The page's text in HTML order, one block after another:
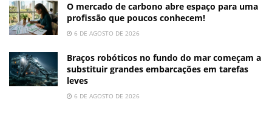
O mercado de carbono abre espaço para uma
profissão que poucos conhecem!
6 DE AGOSTO DE 2026
Braços robóticos no fundo do mar começam a
substituir grandes embarcações em tarefas
leves
6 DE AGOSTO DE 2026